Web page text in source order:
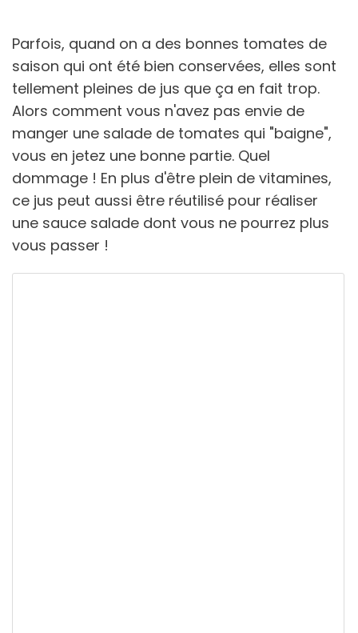
Parfois, quand on a des bonnes tomates de
saison qui ont été bien conservées, elles sont
tellement pleines de jus que ça en fait trop.
Alors comment vous n'avez pas envie de
manger une salade de tomates qui "baigne",
vous en jetez une bonne partie. Quel
dommage ! En plus d'être plein de vitamines,
ce jus peut aussi être réutilisé pour réaliser
une sauce salade dont vous ne pourrez plus
vous passer !